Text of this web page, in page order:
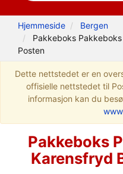
Hjemmeside
Bergen
Pakkeboks
Posten
Dette nettstedet er en
offisielle nettstedet til
informasjon kan du
Pakkeboks
Karensfryd